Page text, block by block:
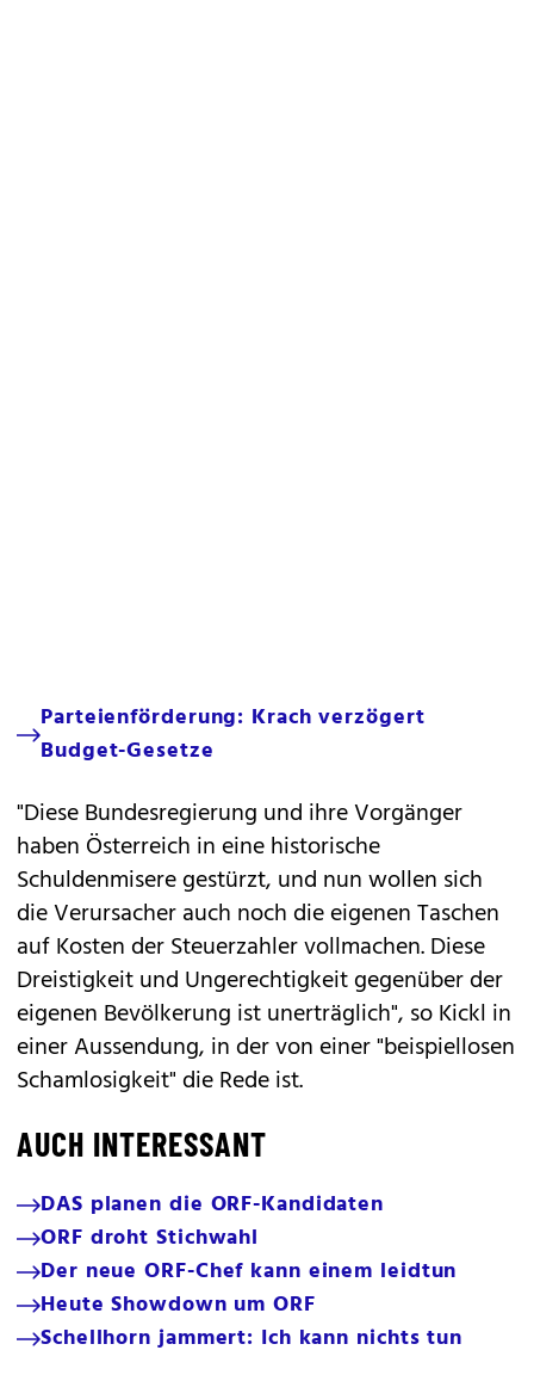
Parteienförderung: Krach verzögert
Budget-Gesetze
"Diese Bundesregierung und ihre Vorgänger
haben Österreich in eine historische
Schuldenmisere gestürzt, und nun wollen sich
die Verursacher auch noch die eigenen Taschen
auf Kosten der Steuerzahler vollmachen. Diese
Dreistigkeit und Ungerechtigkeit gegenüber der
eigenen Bevölkerung ist unerträglich", so Kickl in
einer Aussendung, in der von einer "beispiellosen
Schamlosigkeit" die Rede ist.
AUCH INTERESSANT
DAS planen die ORF-Kandidaten
ORF droht Stichwahl
Der neue ORF-Chef kann einem leidtun
Heute Showdown um ORF
Schellhorn jammert: Ich kann nichts tun